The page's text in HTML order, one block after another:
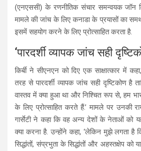
(एनएससी) के रणनीतिक संचार समन्वयक जॉन
मामले की जांच के लिए कनाडा के प्रयासों का
इसमें सहयोग करने के लिए प्रोत्साहित करता है.
‘पारदर्शी व्यापक जांच सही
किर्बी ने सीएनएन को दिए एक साक्षात्कार में
तरह से पारदर्शी व्यापक जांच सही दृष्टिकोण
वास्तव में क्या हुआ था और निश्चित रूप से, हम
के लिए प्रोत्साहित करते हैं.’ मामले पर उनकी
गार्सेटी ने कहा कि वह अन्य देशों के नेताओं को
क्या करना है. उन्होंने कहा, ‘लेकिन मुझे लगता है
सिद्धांतों, संप्रभुता के सिद्धांतों और अहस्तक्षेप